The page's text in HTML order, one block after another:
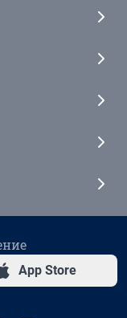
App Store